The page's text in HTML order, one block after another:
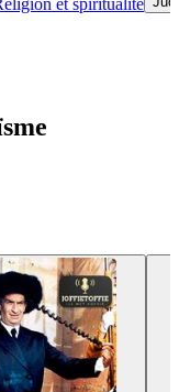
et spiritualité